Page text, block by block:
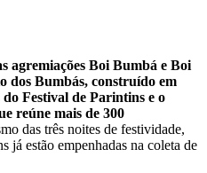
agremiações Boi Bumbá e Boi
dos Bumbás, construído em
Festival de Parintins e o
reúne mais de 300
das três noites de festividade,
já estão empenhadas na coleta de